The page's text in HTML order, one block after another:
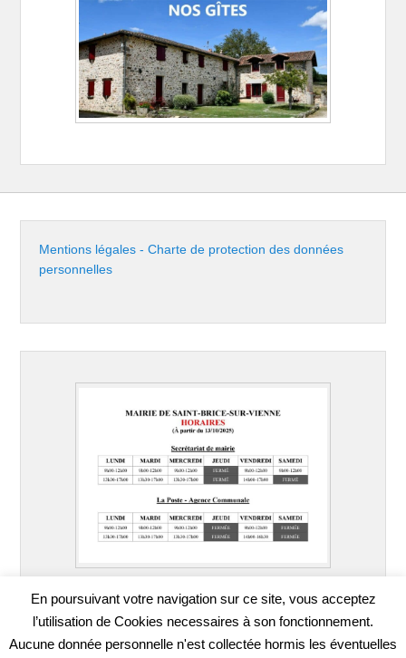
Mentions légales - Charte de protection des données
personnelles
En poursuivant votre navigation sur ce site, vous acceptez
l’utilisation de Cookies necessaires à son fonctionnement.
Aucune donnée personnelle n'est collectée hormis les éventuelles